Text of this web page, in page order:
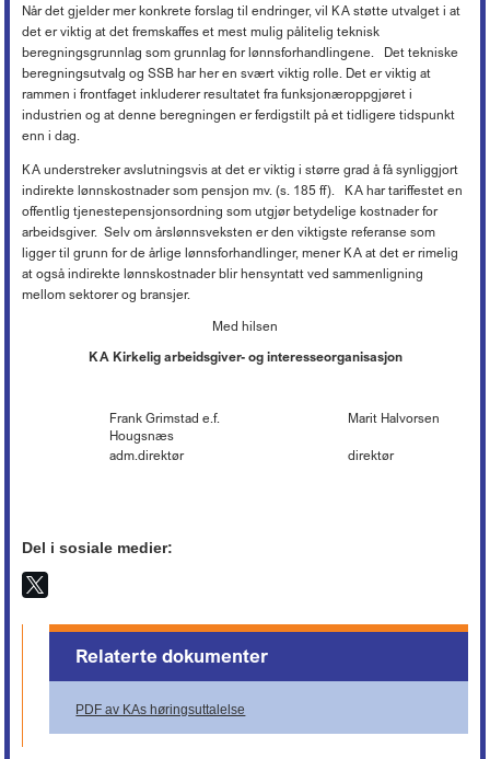
Når det gjelder mer konkrete forslag til endringer, vil KA støtte utvalget i at
det er viktig at det fremskaffes et mest mulig pålitelig teknisk
beregningsgrunnlag som grunnlag for lønnsforhandlingene. Det tekniske
beregningsutvalg og SSB har her en svært viktig rolle. Det er viktig at
rammen i frontfaget inkluderer resultatet fra funksjonæroppgjøret i
industrien og at denne beregningen er ferdigstilt på et tidligere tidspunkt
enn i dag.
KA understreker avslutningsvis at det er viktig i større grad å få synliggjort
indirekte lønnskostnader som pensjon mv. (s. 185 ff). KA har tariffestet en
offentlig tjenestepensjonsordning som utgjør betydelige kostnader for
arbeidsgiver. Selv om årslønnsveksten er den viktigste referanse som
ligger til grunn for de årlige lønnsforhandlinger, mener KA at det er rimelig
at også indirekte lønnskostnader blir hensyntatt ved sammenligning
mellom sektorer og bransjer.
Med hilsen
KA Kirkelig arbeidsgiver- og interesseorganisasjon
Frank Grimstad e.f. Marit Halvorsen
Hougsnæs
adm.direktør direktør
Del i sosiale medier:
Relaterte dokumenter
PDF av KAs høringsuttalelse